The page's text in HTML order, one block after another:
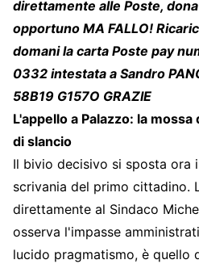
direttamente alle Poste,
opportuno MA FALLO!
domani la carta Poste pay
0332 intestata a Sandro
58B19 G157O GRAZIE
L'appello a Palazzo: la
di slancio
Il bivio decisivo si sposta ora
scrivania del primo cittadino.
direttamente al Sindaco
osserva l'impasse
lucido pragmatismo, è quello